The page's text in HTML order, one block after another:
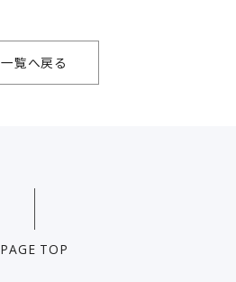
一覧へ戻る
PAGE TOP